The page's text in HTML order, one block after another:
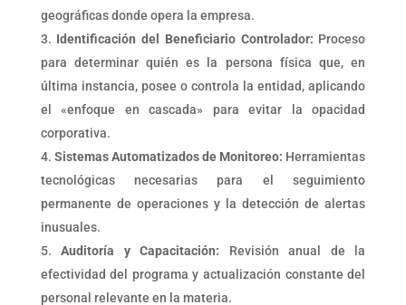
geográficas donde opera la empresa.
Identificación del Beneficiario Controlador: Proceso
para determinar quién es la persona física que, en
última instancia, posee o controla la entidad, aplicando
el «enfoque en cascada» para evitar la opacidad
corporativa.
Sistemas Automatizados de Monitoreo: Herramientas
tecnológicas necesarias para el seguimiento
permanente de operaciones y la detección de alertas
inusuales.
Auditoría y Capacitación: Revisión anual de la
efectividad del programa y actualización constante del
personal relevante en la materia.